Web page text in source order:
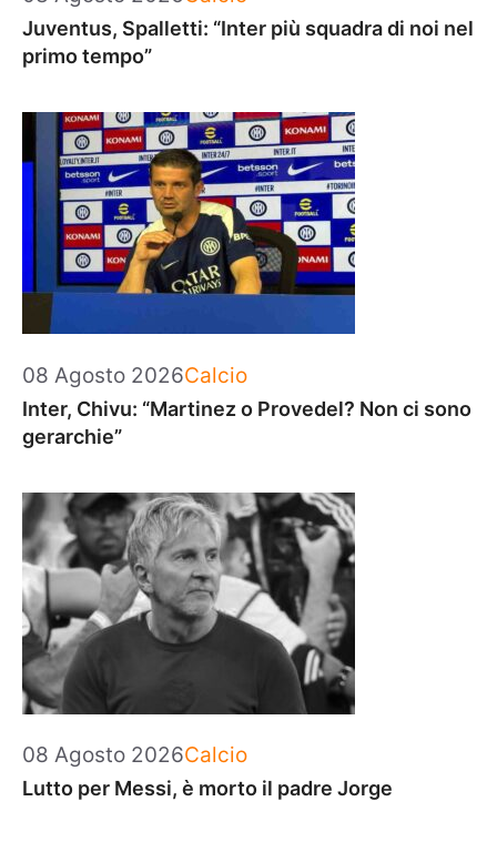
Juventus, Spalletti: “Inter più squadra di noi nel
primo tempo”
08 Agosto 2026Categorie
Calcio
Inter, Chivu: “Martinez o Provedel? Non ci sono
gerarchie”
08 Agosto 2026Categorie
Calcio
Lutto per Messi, è morto il padre Jorge